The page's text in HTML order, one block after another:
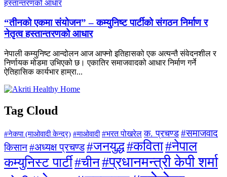
“तीनको एकमा संयोजन” – कम्युनिष्ट पार्टीको संगठन निर्माण र
नेतृत्व हस्तान्तरणको आधार
नेपाली कम्युनिष्ट आन्दोलन आज आफ्नो इतिहासको एक अत्यन्तै संवेदनशील र
निर्णायक मोडमा उभिएको छ। एकातिर समाजवादको आधार निर्माण गर्ने
ऐतिहासिक कार्यभार हाम्रा...
Tag Cloud
#नेकपा (माओवादी केन्द्र) #माओवादी #भरत पोखरेल क. प्रचण्ड #समाजवाद
किसान#अध्यक्ष प्रचण्ड#जनयुद्ध#कविता#नेपाल
कम्युनिस्ट पार्टी#चीन#प्रधानमन्त्री केपी शर्मा